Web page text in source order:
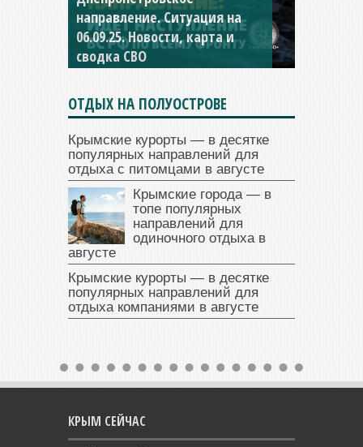
направление. Ситуация на
04.09.25 Новости, карта и
сводка СВО
ОТДЫХ НА ПОЛУОСТРОВЕ
Крымские курорты — в десятке
популярных направлений для
отдыха с питомцами в августе
Крымские города — в
топе популярных
направлений для
одиночного отдыха в
августе
Крымские курорты — в десятке
популярных направлений для
отдыха компаниями в августе
КРЫМ СЕЙЧАС